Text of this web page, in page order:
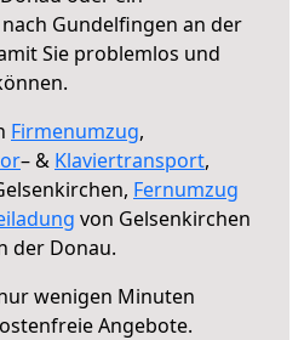
Gundelfingen an der
Sie problemlos und
Firmenumzug,
– & Klaviertransport,
Fernumzug
von Gelsenkirchen
der Donau.
wenigen Minuten
Angebote.